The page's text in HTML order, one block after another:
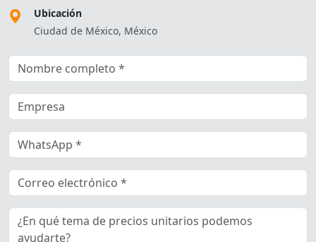
Ubicación
Ciudad de México, México